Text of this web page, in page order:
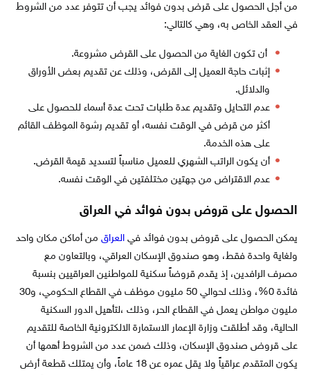
من أجل الحصول على قرض بدون فوائد يجب أن تتوفر عدد من الشروط
في العقد الخاص به، وهي كالتالي:
أن تكون الغاية من الحصول على القرض مشروعة.
إثبات حاجة العميل إلى القرض، وذلك عن تقديم بعض الأوراق
والدلائل.
عدم التحايل وتقديم عدة طلبات تحت عدة أسماء للحصول على
أكثر من قرض في الوقت نفسه، أو تقديم رشوة الموظف القائم
على هذه الخدمة.
أن يكون الراتب الشهري للعميل مناسباً لتسديد قيمة القرض.
عدم الاقتراض من جهتين مختلفتين في الوقت نفسه.
الحصول على قروض بدون فوائد في العراق
يمكن الحصول على قروض بدون فوائد في العراقمن أماكن مكان واحد
ولغاية واحدة فقط، وهو صندوق الإسكان العراقي، وبالتعاون مع
مصرف الرافدين، إذ يقدم قروضاً سكنية للمواطنين العراقيين بنسبة
فائدة 0%، وذلك لحوالي 50 مليون موظف في القطاع الحكومي، و30
مليون مواطن يعمل في القطاع الحر، وذلك ،لتأهيل الدور السكنية
الحالية، وقد أطلقت وزارة الإعمار الاستمارة الالكترونية الخاصة للتقديم
على قروض صندوق الإسكان، وذلك ضمن عدد من الشروط أهمها أن
يكون المتقدم عراقياً ولا يقل عمره عن 18 عاماً، وأن يمتلك قطعة أرض